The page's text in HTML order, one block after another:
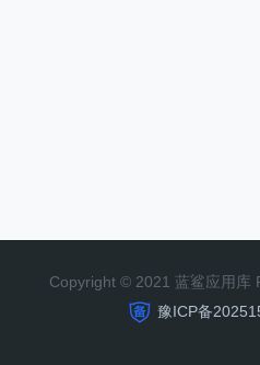
Copyright © 2021 蓝鲨应用库
豫ICP备